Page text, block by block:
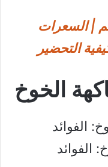
| السعرات
التحضير
الخوخ
الفوائد